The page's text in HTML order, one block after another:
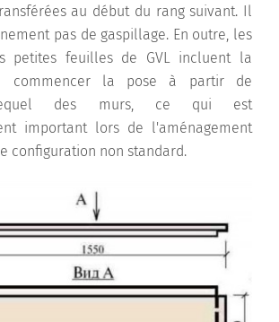
au début du rang suivant. Il
pas de gaspillage. En outre, les
petites feuilles de GVL incluent la
commencer la pose à partir de
des murs, ce qui est
important lors de l'aménagement
configuration non standard.